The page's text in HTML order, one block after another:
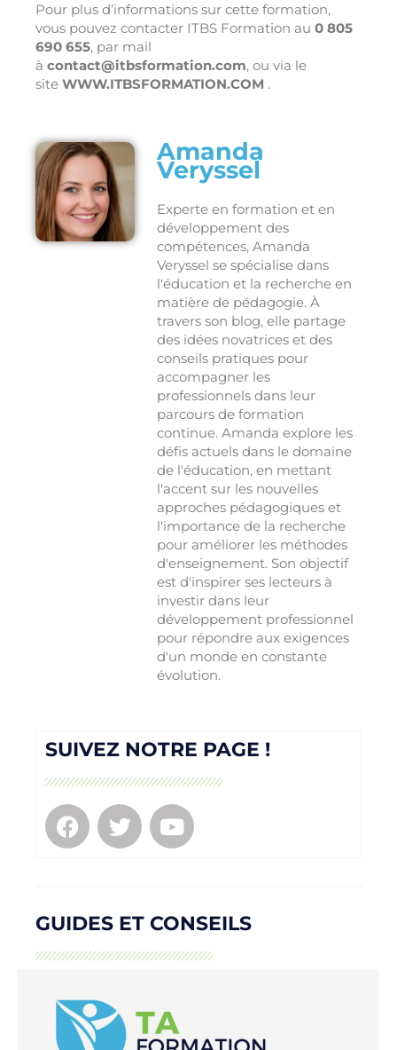
Pour plus d’informations sur cette formation,
vous pouvez contacter ITBS Formation au 0 805
690 655, par mail
à contact@itbsformation.com, ou via le
site WWW.ITBSFORMATION.COM .
Amanda
Veryssel
Experte en formation et en
développement des
compétences, Amanda
Veryssel se spécialise dans
l'éducation et la recherche en
matière de pédagogie. À
travers son blog, elle partage
des idées novatrices et des
conseils pratiques pour
accompagner les
professionnels dans leur
parcours de formation
continue. Amanda explore les
défis actuels dans le domaine
de l'éducation, en mettant
l'accent sur les nouvelles
approches pédagogiques et
l'importance de la recherche
pour améliorer les méthodes
d'enseignement. Son objectif
est d'inspirer ses lecteurs à
investir dans leur
développement professionnel
pour répondre aux exigences
d'un monde en constante
évolution.
SUIVEZ NOTRE PAGE !
GUIDES ET CONSEILS